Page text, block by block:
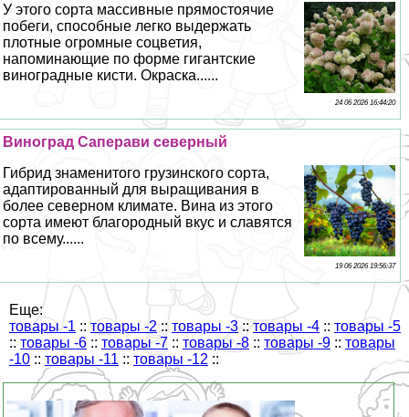
У этого сорта массивные прямостоячие
побеги, способные легко выдержать
плотные огромные соцветия,
напоминающие по форме гигантские
виноградные кисти. Окраска......
24 06 2026 16:44:20
Виноград Саперави северный
Гибрид знаменитого грузинского сорта,
адаптированный для выращивания в
более северном климате. Вина из этого
сорта имеют благородный вкус и славятся
по всему......
19 06 2026 19:56:37
Еще:
товары -1 :: товары -2 :: товары -3 :: товары -4 :: товары -5
:: товары -6 :: товары -7 :: товары -8 :: товары -9 :: товары
-10 :: товары -11 :: товары -12 ::